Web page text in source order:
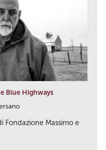
Blue Highways
Fondazione Massimo e